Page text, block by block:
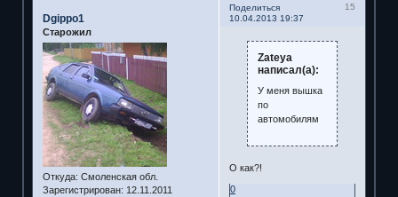
Поделиться
15
10.04.2013 19:37
Dgippo1
Старожил
Откуда: Смоленская обл.
Зарегистрирован: 12.11.2011
Zateya
написал(а):
У меня вышка
по
автомобилям
О как?!
0